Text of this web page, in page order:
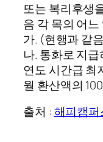
또는 복리후생
음 각 목의 어
가. (현행과 같
나. 통화로 지
연도 시간급 최
월 환산액의
출처 :해피캠퍼